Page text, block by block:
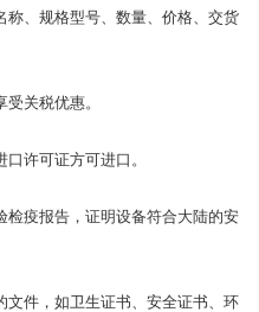
称、规格型号、数量、价格、交货
关税优惠。
许可证方可进口。
检疫报告，证明设备符合大陆的安
文件，如卫生证书、安全证书、环